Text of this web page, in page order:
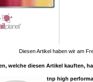
Diesen Artikel haben wir am
welche diesen Artikel kauften,
tnp high